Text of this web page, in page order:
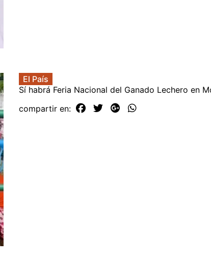
El País
Sí habrá Feria Nacional del Ganado Lechero en
compartir en: